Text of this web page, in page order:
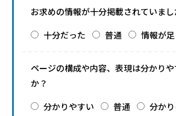
お求めの情報が十分掲載されていまし
十分だった
普通 情報が
ページの構成や内容、表現は分かり
か？
分かりやすい
普通 分か